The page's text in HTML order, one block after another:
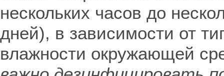
нескольких часов до
дней), в зависимости от
влажности окружающей